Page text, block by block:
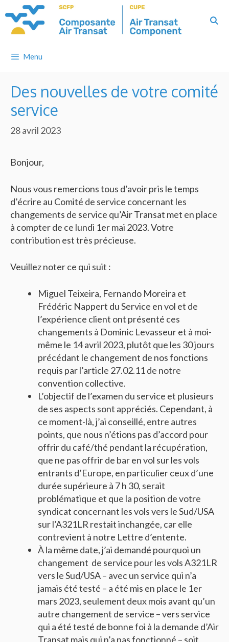
to
content
Menu
Des nouvelles de votre comité
service
28 avril 2023
Bonjour,
Nous vous remercions tous d’avoir pris le temps
d’écrire au Comité de service concernant les
changements de service qu’Air Transat met en place
à compter de ce lundi 1er mai 2023. Votre
contribution est très précieuse.
Veuillez noter ce qui suit :
Miguel Teixeira, Fernando Moreira et
Frédéric Nappert du Service en vol et de
l’expérience client ont présenté ces
changements à Dominic Levasseur et à moi-
même le 14 avril 2023, plutôt que les 30 jours
précédant le changement de nos fonctions
requis par l’article 27.02.11 de notre
convention collective.
L’objectif de l’examen du service et plusieurs
de ses aspects sont appréciés. Cependant, à
ce moment-là, j’ai conseillé, entre autres
points, que nous n’étions pas d’accord pour
offrir du café/thé pendant la récupération,
que ne pas offrir de bar en vol sur les vols
entrants d’Europe, en particulier ceux d’une
durée supérieure à 7 h 30, serait
problématique et que la position de votre
syndicat concernant les vols vers le Sud/USA
sur l’A321LR restait inchangée, car elle
contrevient à notre Lettre d’entente.
À la même date, j’ai demandé pourquoi un
changement de service pour les vols A321LR
vers le Sud/USA – avec un service qui n’a
jamais été testé – a été mis en place le 1er
mars 2023, seulement deux mois avant qu’un
autre changement de service – vers service
qui a été testé de bonne foi à la demande d’Air
Transat mais qui n’a pas fonctionné – soit